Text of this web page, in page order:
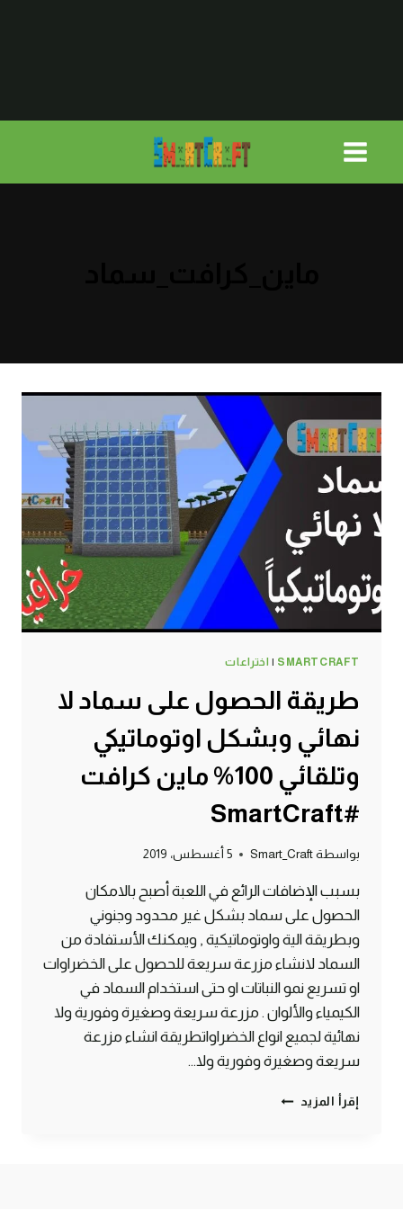
SMARTCRAFT
| اختراعات
طريقة الحصول على سماد لا
نهائي وبشكل اوتوماتيكي
وتلقائي 100% ماين كرافت
#SmartCraft
بواسطة Smart_Craft 5 أغسطس، 2019
بسبب الإضافات الرائع في اللعبة أصبح بالامكان
الحصول على سماد بشكل غير محدود وجنوني
وبطريقة الية واوتوماتيكية , ويمكنك الأستفادة من
السماد لانشاء مزرعة سريعة للحصول على الخضراوات
او تسريع نمو النباتات او حتى استخدام السماد في
الكيمياء والألوان . مزرعة سريعة وصغيرة وفورية ولا
نهائية لجميع انواع الخضراواتطريقة انشاء مزرعة
سريعة وصغيرة وفورية ولا…
إقرأ المزيد طريقة